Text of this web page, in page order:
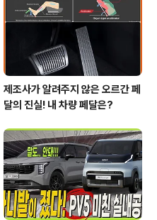
제조사가 알려주지 않은 오르간 페
달의 진실! 내 차량 페달은?